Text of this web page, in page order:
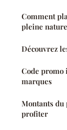
Comment
pleine
Découvrez
Code promo
marques
Montants du
profiter